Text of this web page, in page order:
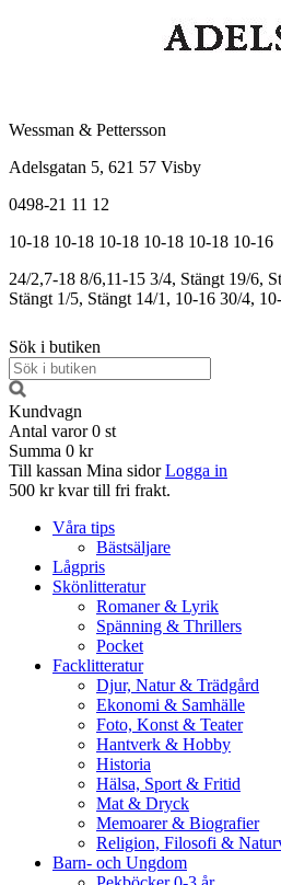
Wessman & Pettersson
Adelsgatan 5, 621 57 Visby
0498-21 11 12
10-18 10-18 10-18 10-18 10-18 10-16
24/2,7-18 8/6,11-15 3/4, Stängt 19/6,
Stängt 1/5, Stängt 14/1, 10-16 30/4,
Sök i butiken
Kundvagn
Antal varor 0 st
Summa 0 kr
Till kassan Mina sidor Logga in
500 kr kvar till fri frakt.
Våra tips
Bästsäljare
Lågpris
Skönlitteratur
Romaner & Lyrik
Spänning & Thrillers
Pocket
Facklitteratur
Djur, Natur & Trädgård
Ekonomi & Samhälle
Foto, Konst & Teater
Hantverk & Hobby
Historia
Hälsa, Sport & Fritid
Mat & Dryck
Memoarer & Biografier
Religion, Filosofi &
Barn- och Ungdom